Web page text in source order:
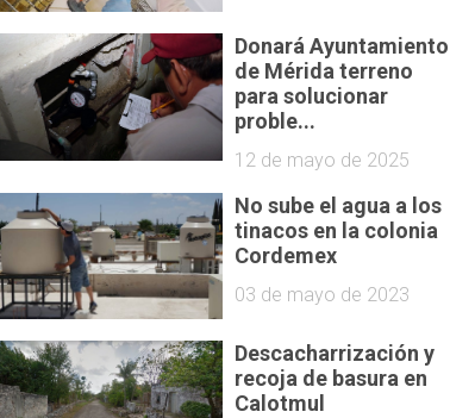
Donará Ayuntamiento
de Mérida terreno
para solucionar
proble...
12 de mayo de 2025
No sube el agua a los
tinacos en la colonia
Cordemex
03 de mayo de 2023
Descacharrización y
recoja de basura en
Calotmul